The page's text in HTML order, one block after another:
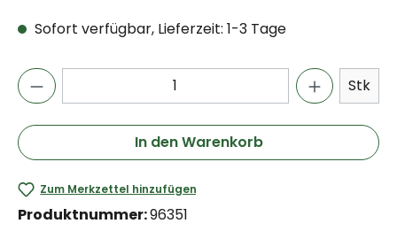
Sofort verfügbar, Lieferzeit: 1-3 Tage
Stk
In den Warenkorb
Zum Merkzettel hinzufügen
Produktnummer:96351